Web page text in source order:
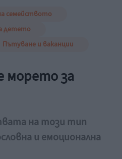
семейството
детето
Пътуване и ваканции
морето за
на този тип
и емоционална